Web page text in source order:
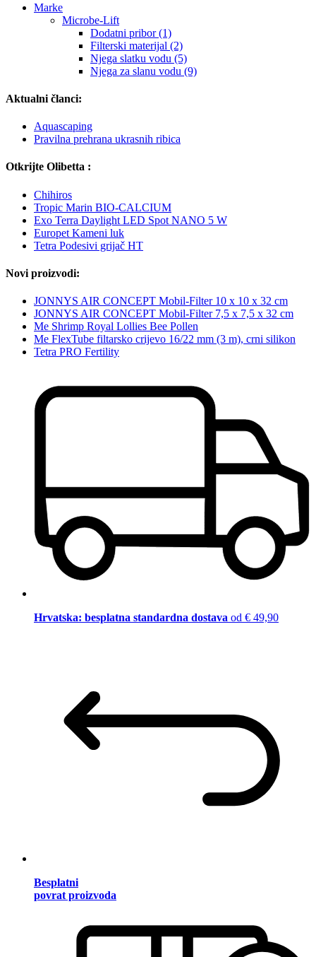
Marke
Microbe-Lift
Dodatni pribor (1)
Filterski materijal (2)
Njega slatku vodu (5)
Njega za slanu vodu (9)
Aktualni članci:
Aquascaping
Pravilna prehrana ukrasnih ribica
Otkrijte Olibetta :
Chihiros
Tropic Marin BIO-CALCIUM
Exo Terra Daylight LED Spot NANO 5 W
Europet Kameni luk
Tetra Podesivi grijač HT
Novi proizvodi:
JONNYS AIR CONCEPT Mobil-Filter 10 x 10 x 32 cm
JONNYS AIR CONCEPT Mobil-Filter 7,5 x 7,5 x 32 cm
Me Shrimp Royal Lollies Bee Pollen
Me FlexTube filtarsko crijevo 16/22 mm (3 m), crni silikon
Tetra PRO Fertility
Hrvatska: besplatna standardna dostava od € 49,90
Besplatni
povrat proizvoda